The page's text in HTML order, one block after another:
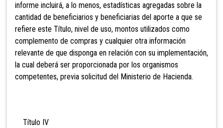
informe incluirá, a lo menos, estadísticas agregadas sobre la
cantidad de beneficiarios y beneficiarias del aporte a que se
refiere este Título, nivel de uso, montos utilizados como
complemento de compras y cualquier otra información
relevante de que disponga en relación con su implementación,
la cual deberá ser proporcionada por los organismos
competentes, previa solicitud del Ministerio de Hacienda.
Título IV